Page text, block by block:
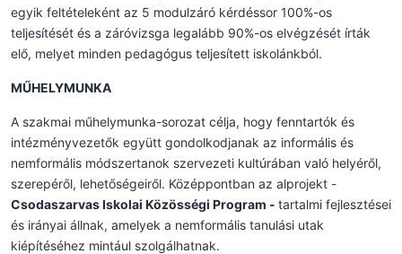
egyik feltételeként az 5 modulzáró kérdéssor 100%-os
teljesítését és a záróvizsga legalább 90%-os elvégzését írták
elő, melyet minden pedagógus teljesített iskolánkból.
MŰHELYMUNKA
A szakmai műhelymunka-sorozat célja, hogy fenntartók és
intézményvezetők együtt gondolkodjanak az informális és
nemformális módszertanok szervezeti kultúrában való helyéről,
szerepéről, lehetőségeiről. Középpontban az alprojekt -
Csodaszarvas Iskolai Közösségi Program - tartalmi fejlesztései
és irányai állnak, amelyek a nemformális tanulási utak
kiépítéséhez mintául szolgálhatnak.